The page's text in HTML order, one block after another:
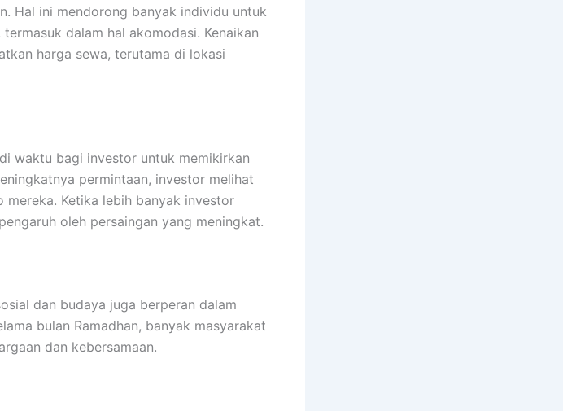
Hal ini mendorong banyak individu untuk
dalam hal akomodasi. Kenaikan
harga sewa, terutama di lokasi
waktu bagi investor untuk memikirkan
permintaan, investor melihat
Ketika lebih banyak investor
oleh persaingan yang meningkat.
dan budaya juga berperan dalam
bulan Ramadhan, banyak masyarakat
dan kebersamaan.